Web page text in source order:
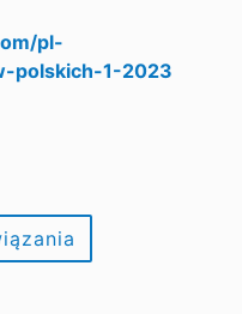
pl-
polskich-1-2023